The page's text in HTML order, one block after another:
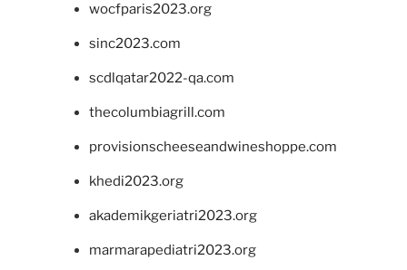
wocfparis2023.org
sinc2023.com
scdlqatar2022-qa.com
thecolumbiagrill.com
provisionscheeseandwineshoppe.com
khedi2023.org
akademikgeriatri2023.org
marmarapediatri2023.org